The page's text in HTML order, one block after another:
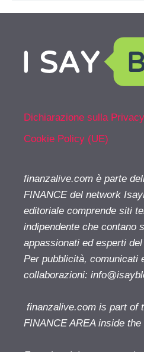
Dichiarazione sulla
Cookie Policy (UE)
finanzalive.com è parte
FINANCE del network
editoriale comprende siti
indipendente che contano
appassionati ed esperti
Per pubblicità, comunicati
collaborazioni:
finanzalive.com is part of
FINANCE AREA inside